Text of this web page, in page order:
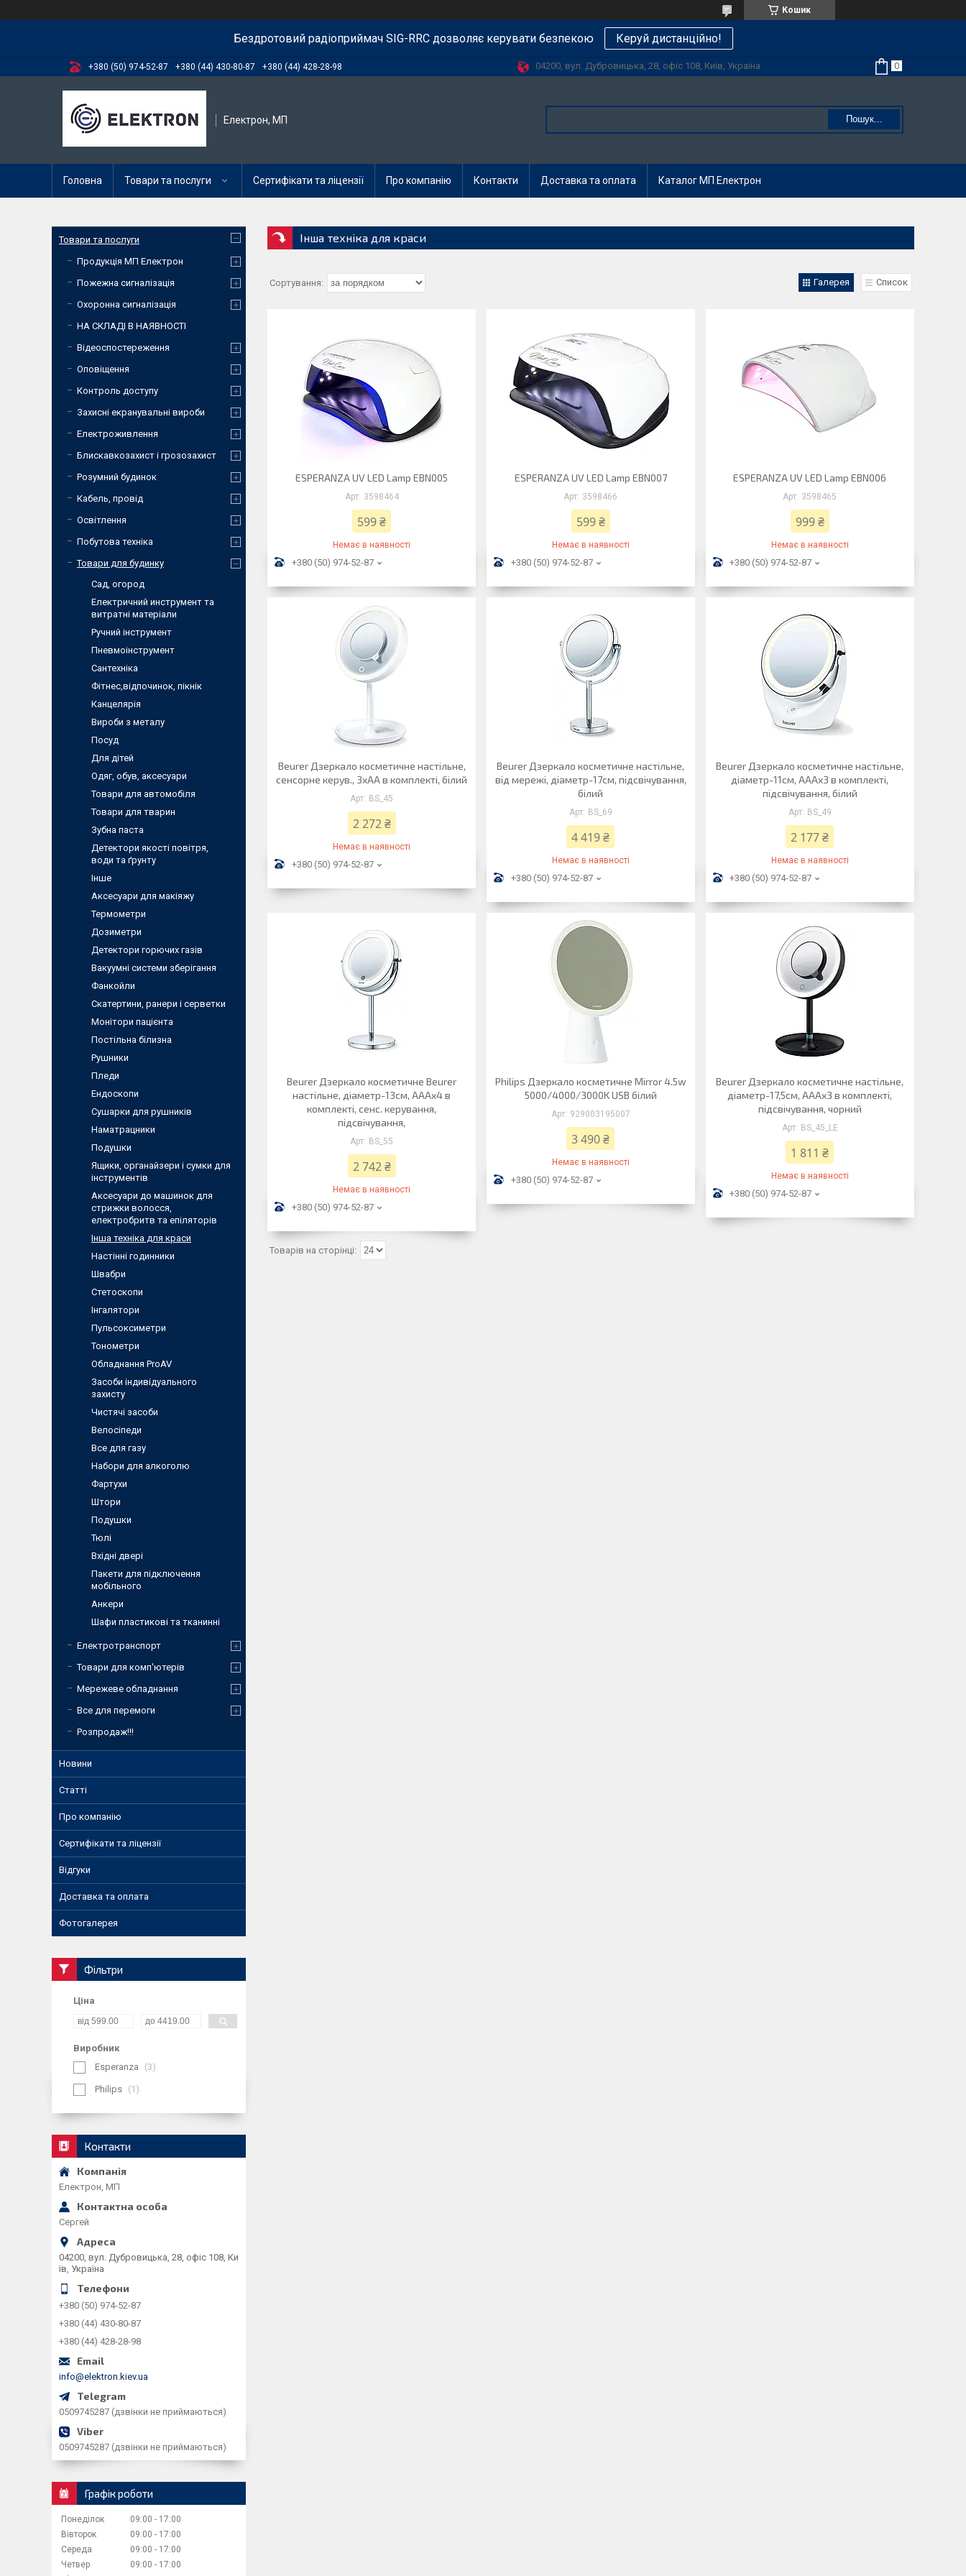
Кошик
Бездротовий радіоприймач SIG-RRC дозволяє керувати безпекою Керуй дистанційно!
+380 (50) 974-52-87 +380 (44) 430-80-87 +380 (44) 428-28-98 04200, вул. Дубровицька, 28, офіс 108, Київ, Україна
Електрон, МП Пошук...
Головна Товари та послуги Сертифікати та ліцензії Про компанію Контакти Доставка та оплата Каталог МП Електрон
Інша техніка для краси
Галерея Список
ESPERANZA UV LED Lamp EBN005
3598464
599 ₴
Немає в наявності
+380 (50) 974-52-87
ESPERANZA UV LED Lamp EBN007
3598466
599 ₴
Немає в наявності
+380 (50) 974-52-87
ESPERANZA UV LED Lamp EBN006
3598465
999 ₴
Немає в наявності
+380 (50) 974-52-87
Beurer Дзеркало косметичне настільне,
сенсорне керув., 3хАА в комплекті, білий
BS_45
2 272 ₴
Немає в наявності
+380 (50) 974-52-87
Beurer Дзеркало косметичне настільне,
від мережі, діаметр-17см, підсвічування,
білий
BS_69
4 419 ₴
Немає в наявності
+380 (50) 974-52-87
Beurer Дзеркало косметичне настільне,
діаметр-11см, AААx3 в комплекті,
підсвічування, білий
BS_49
2 177 ₴
Немає в наявності
+380 (50) 974-52-87
Beurer Дзеркало косметичне Beurer
настільне, діаметр-13см, AААx4 в
комплекті, сенс. керування,
підсвічування,
BS_55
2 742 ₴
Немає в наявності
+380 (50) 974-52-87
Philips Дзеркало косметичне Mirror 4.5w
5000/4000/3000K USB білий
929003195007
3 490 ₴
Немає в наявності
+380 (50) 974-52-87
Beurer Дзеркало косметичне настільне,
діаметр-17,5см, AААx3 в комплекті,
підсвічування, чорний
BS_45_LE
1 811 ₴
Немає в наявності
+380 (50) 974-52-87
Товари та послуги
Продукція МП Електрон
Пожежна сигналізація
Охоронна сигналізація
НА СКЛАДІ В НАЯВНОСТІ
Відеоспостереження
Оповіщення
Контроль доступу
Захисні екранувальні вироби
Електроживлення
Блискавкозахист і грозозахист
Розумний будинок
Кабель, провід
Освітлення
Побутова техніка
Товари для будинку
Сад, огород
Електричний инструмент та
витратні матеріали
Ручний інструмент
Пневмоiнструмент
Сантехніка
Фітнес,відпочинок, пікнік
Канцелярiя
Вироби з металу
Посуд
Для дiтей
Одяг, обув, аксесуари
Товари для автомобіля
Товари для тварин
Зубна паста
Детектори якості повітря,
води та ґрунту
Інше
Аксесуари для макіяжу
Термометри
Дозиметри
Детектори горючих газів
Вакуумні системи зберігання
Фанкойли
Скатертини, ранери і серветки
Монітори пацієнта
Постільна білизна
Рушники
Пледи
Ендоскопи
Сушарки для рушників
Наматрацники
Подушки
Ящики, органайзери і сумки для
інструментів
Аксесуари до машинок для
стрижки волосся,
електробритв та епіляторів
Інша техніка для краси
Настінні годинники
Швабри
Стетоскопи
Інгалятори
Пульсоксиметри
Тонометри
Обладнання ProAV
Засоби індивідуального
захисту
Чистячі засоби
Велосіпеди
Все для газу
Набори для алкоголю
Фартухи
Штори
Подушки
Тюлі
Вхідні двері
Пакети для підключення
мобільного
Анкери
Шафи пластикові та тканинні
Електротранспорт
Товари для комп'ютерів
Мережеве обладнання
Все для перемоги
Розпродаж!!!
Новини
Статті
Про компанію
Сертифікати та ліцензії
Відгуки
Доставка та оплата
Фотогалерея
Фільтри
Ціна
Виробник
Esperanza
3
Philips 1
Контакти
Електрон, МП
Сергей
04200, вул. Дубровицька, 28, офіс 108, Ки
їв, Україна
+380 (50) 974-52-87
+380 (44) 430-80-87
+380 (44) 428-28-98
info@elektron.kiev.ua
0509745287 (дзвінки не приймаються)
0509745287 (дзвінки не приймаються)
Графік роботи
Понеділок 09:00
17:00
Вівторок
09:00
17:00
Середа
09:00
17:00
Четвер
09:00
17:00